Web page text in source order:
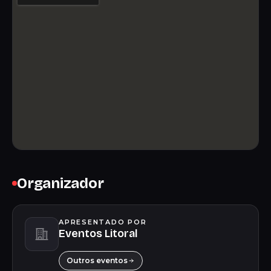
Organizador
APRESENTADO POR
Eventos Litoral
Outros eventos